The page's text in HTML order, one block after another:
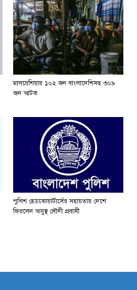
মালয়েশিয়ায় ১০২ জন বাংলাদেশিসহ ৩০৯
জন আটক
পুলিশ হেডকোয়ার্টার্সের সহায়তায় দেশে
ফিরলেন অসুস্থ সৌদী প্রবাসী